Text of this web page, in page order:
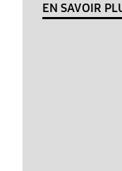
EN SAVOIR